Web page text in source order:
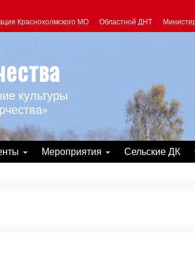
Краснохолмского МО Областной ДНТ
культуры
Мероприятия Сельские ДК